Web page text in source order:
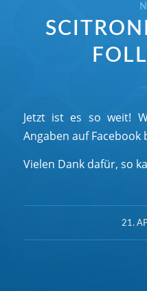
Jetzt ist es so weit!
Angaben auf Facebook
Vielen Dank dafür, so
21.